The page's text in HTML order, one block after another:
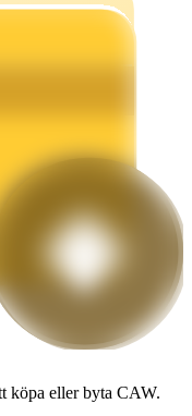
köpa eller byta CAW.